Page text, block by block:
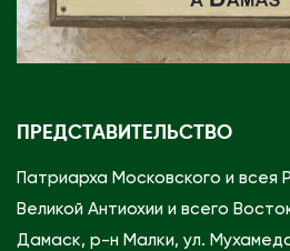
ПРЕДСТАВИТЕЛЬСТВО
Патриарха Московского и всея
Великой Антиохии и всего
Дамаск, р-н Малки, ул. Мухамеда